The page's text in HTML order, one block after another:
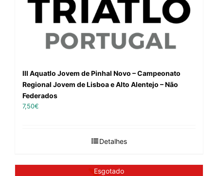
III Aquatlo Jovem de Pinhal Novo – Campeonato
Regional Jovem de Lisboa e Alto Alentejo – Não
Federados
7,50€
Detalhes
Esgotado